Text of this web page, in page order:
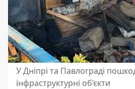
У Дніпрі та Павлограді
інфраструктурні об’єкти